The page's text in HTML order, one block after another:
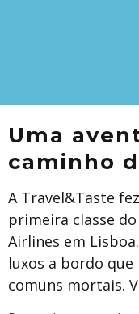
Uma
caminho
A Travel&Taste
primeira classe
Airlines em
luxos a bordo que
comuns mortais.